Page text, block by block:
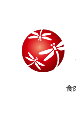
食